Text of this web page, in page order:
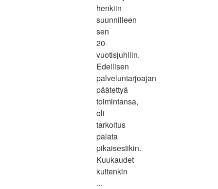
henkiin
suunnilleen
sen
20-
vuotisjuhliin.
Edellisen
palveluntarjoajan
päätettyä
toimintansa,
oli
tarkoitus
palata
pikaisestikin.
Kuukaudet
kuitenkin
...